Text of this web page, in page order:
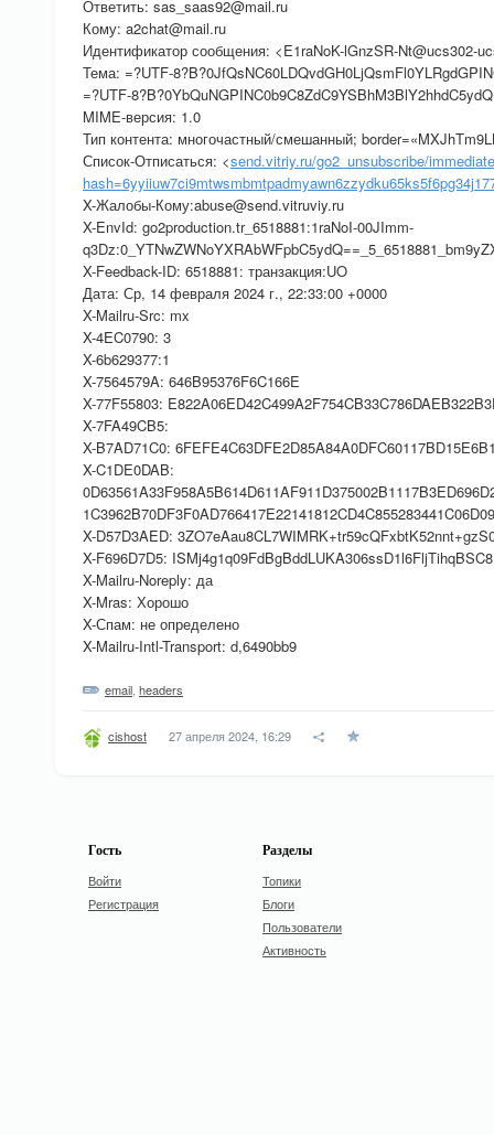
Ответить: sas_saas92@mail.ru
Кому: a2chat@mail.ru
Идентификатор сообщения: <E1raNoK-lGnzSR-Nt@ucs302-
Тема: =?UTF-
=?UTF-
MIME-версия: 1.0
Тип контента: многочастный/смешанный;
Список-Отписаться: <send.vitriy.ru/go2_unsubscribe/
X-Жалобы-Кому:abuse@send.vitruviy.ru
X-EnvId: go2production.tr_6518881:1raNoI-00JImm-
X-Feedback-ID: 6518881: транзакция:UO
Дата: Ср, 14 февраля 2024 г., 22:33:00 +0000
X-Mailru-Src: mx
X-4EC0790: 3
X-6b629377:1
X-7564579A: 646B95376F6C166E
X-77F55803:
X-7FA49CB5:
X-B7AD71C0:
X-C1DE0DAB:
X-D57D3AED:
X-F696D7D5:
X-Mailru-Noreply: да
X-Mras: Хорошо
X-Спам: не определено
X-Mailru-Intl-Transport: d,6490bb9
email, headers
cishost 27 апреля 2024, 16:29
Гость
Войти
Регистрация
Разделы
Топики
Блоги
Пользователи
Активность